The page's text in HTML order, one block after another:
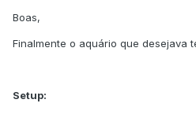
Boas,
Finalmente o aquário que desejava
Setup: